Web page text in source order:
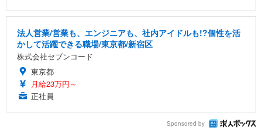
法人営業/営業も、エンジニアも、社内アイドルも!?個性を活
かして活躍できる職場/東京都/新宿区
株式会社セブンコード
東京都
月給23万円～
正社員
Sponsored by